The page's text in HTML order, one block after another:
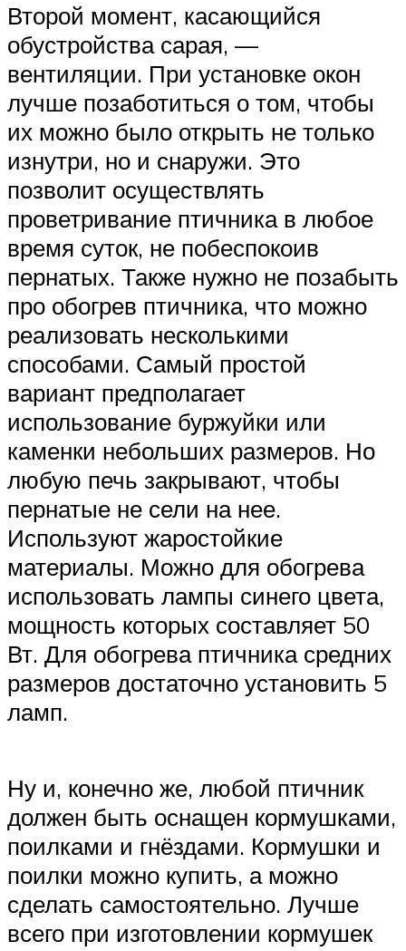
Второй момент, касающийся
обустройства сарая, —
вентиляции. При установке окон
лучше позаботиться о том, чтобы
их можно было открыть не только
изнутри, но и снаружи. Это
позволит осуществлять
проветривание птичника в любое
время суток, не побеспокоив
пернатых. Также нужно не позабыть
про обогрев птичника, что можно
реализовать несколькими
способами. Самый простой
вариант предполагает
использование буржуйки или
каменки небольших размеров. Но
любую печь закрывают, чтобы
пернатые не сели на нее.
Используют жаростойкие
материалы. Можно для обогрева
использовать лампы синего цвета,
мощность которых составляет 50
Вт. Для обогрева птичника средних
размеров достаточно установить 5
ламп.
Ну и, конечно же, любой птичник
должен быть оснащен кормушками,
поилками и гнёздами. Кормушки и
поилки можно купить, а можно
сделать самостоятельно. Лучше
всего при изготовлении кормушек